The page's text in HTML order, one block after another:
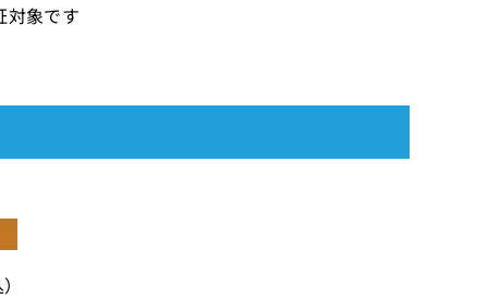
対象です